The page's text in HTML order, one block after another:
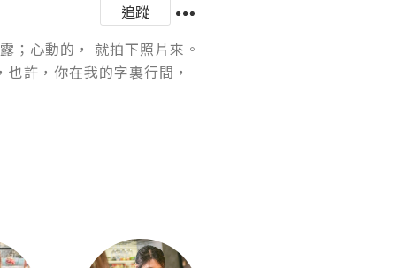
追蹤
；心動的， 就拍下照片來。
許，你在我的字裏行間，